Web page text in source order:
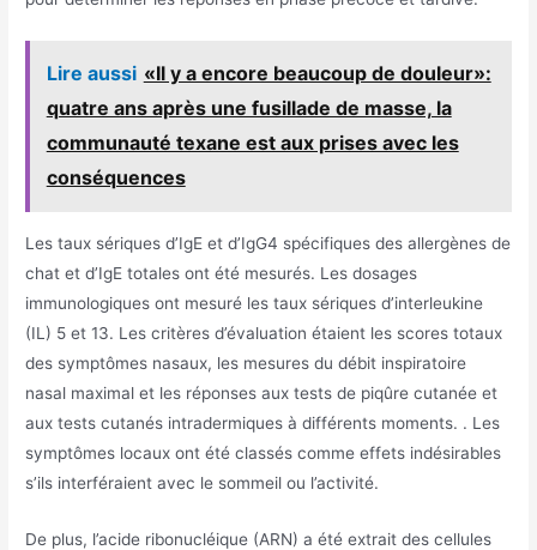
Lire aussi «Il y a encore beaucoup de douleur»:
quatre ans après une fusillade de masse, la
communauté texane est aux prises avec les
conséquences
Les taux sériques d’IgE et d’IgG4 spécifiques des allergènes de
chat et d’IgE totales ont été mesurés. Les dosages
immunologiques ont mesuré les taux sériques d’interleukine
(IL) 5 et 13. Les critères d’évaluation étaient les scores totaux
des symptômes nasaux, les mesures du débit inspiratoire
nasal maximal et les réponses aux tests de piqûre cutanée et
aux tests cutanés intradermiques à différents moments. . Les
symptômes locaux ont été classés comme effets indésirables
s’ils interféraient avec le sommeil ou l’activité.
De plus, l’acide ribonucléique (ARN) a été extrait des cellules